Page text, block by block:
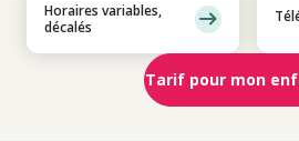
Horaires variables,
décalés
Tarif pour mon